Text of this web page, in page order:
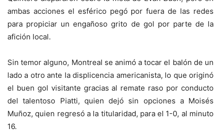
ambas acciones el esférico pegó por fuera de las redes
para propiciar un engañoso grito de gol por parte de la
afición local.
Sin temor alguno, Montreal se animó a tocar el balón de un
lado a otro ante la displicencia americanista, lo que originó
el buen gol visitante gracias al remate raso por conducto
del talentoso Piatti, quien dejó sin opciones a Moisés
Muñoz, quien regresó a la titularidad, para el 1-0, al minuto
16.